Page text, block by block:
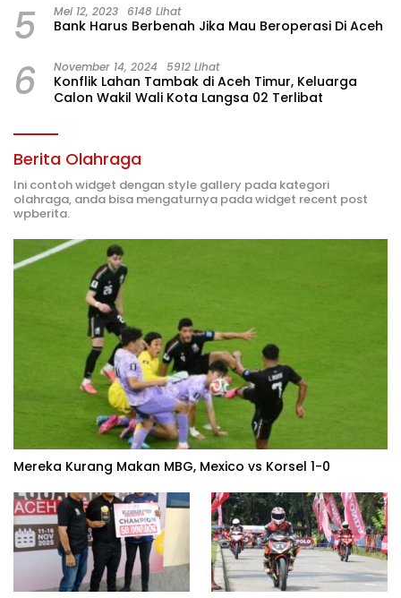
5 Mei 12, 2023 6148 Lihat
Bank Harus Berbenah Jika Mau Beroperasi Di Aceh
6 November 14, 2024 5912 Lihat
Konflik Lahan Tambak di Aceh Timur, Keluarga
Calon Wakil Wali Kota Langsa 02 Terlibat
Berita Olahraga
Ini contoh widget dengan style gallery pada kategori
olahraga, anda bisa mengaturnya pada widget recent post
wpberita.
Mereka Kurang Makan MBG, Mexico vs Korsel 1-0